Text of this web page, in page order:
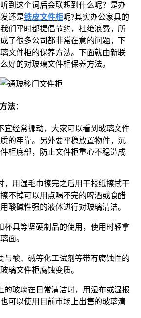
这个词后会联想到什么呢？是办
还是铁皮文件柜呢?其实办公家具的
们平时都提倡节约，杜绝浪费，所
了很多公司都非常在意的问题，下
文件柜的保养方法。下面就由新联
好的对玻璃文件柜保养方法。
法：
宜经常挪动，大家可以看到玻璃文件
的牢靠。另外要平稳放置物件，沉
柜底部，防止文件柜重心不稳造成
，用湿毛巾擦完之后用干报纸擦拭干
不掉可以用点喝不完的啤酒或食醋
酸碱性强的液体进行对玻璃清洁。
杯具等坚硬制品的使用，使用时轻拿
面。
与酸、碱等化工试剂等带有腐蚀性的
璃文件柜腐蚀变质。
的玻璃在日常清洁时，用湿布或湿报
可以使用目前市场上出售的玻璃清